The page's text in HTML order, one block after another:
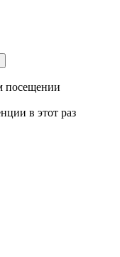
посещении
в этот раз